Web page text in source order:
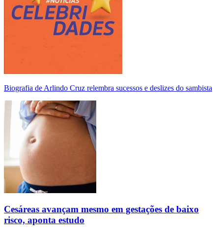
Biografia de Arlindo Cruz relembra sucessos e deslizes do sambista
Cesáreas avançam mesmo em gestações de baixo
risco, aponta estudo